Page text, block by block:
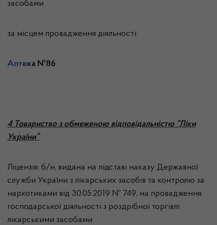
засобами
за місцем провадження діяльності:
Аптека №86
4 Товариство з обмеженою відповідальністю “Ліки
України”
Ліцензія: б/н, видана на підставі наказу Державної
служби України з лікарських засобів та контролю за
наркотиками від 30.05.2019 № 749, на провадження
господарської діяльності з роздрібної торгівлі
лікарськими засобами